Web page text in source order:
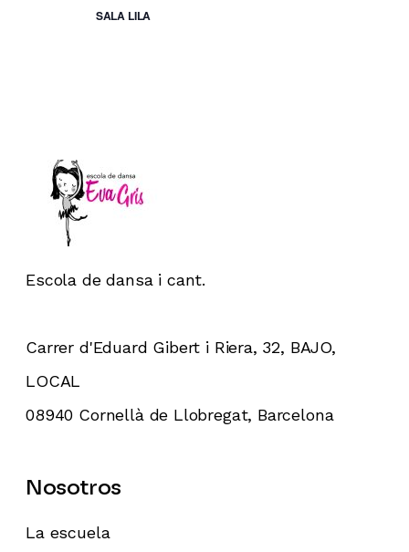
SALA LILA
Escola de dansa i cant.
Carrer d'Eduard Gibert i Riera, 32, BAJO,
LOCAL
08940 Cornellà de Llobregat, Barcelona
Nosotros
La escuela